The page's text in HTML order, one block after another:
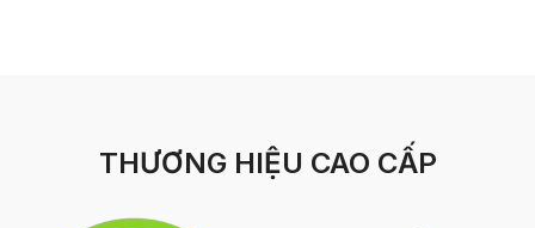
THƯƠNG HIỆU CAO CẤP